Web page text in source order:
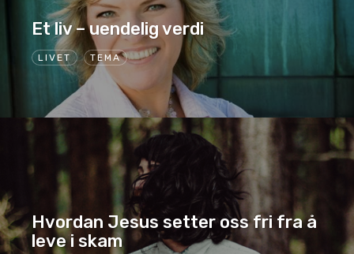
LIVET TEMA
Et liv – uendelig verdi
Hvordan Jesus setter oss fri fra å
leve i skam